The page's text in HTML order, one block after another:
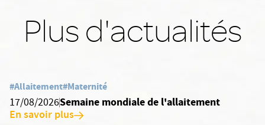
Plus d'actualités
#Allaitement#Maternité
17/08/2026Semaine mondiale de l'allaitement
En savoir plus